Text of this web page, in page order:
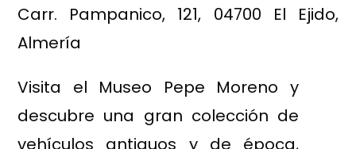
Carr. Pampanico, 121, 04700 El Ejido,
Almería
Visita el Museo Pepe Moreno y
descubre una gran colección de
vehículos antiguos y de época,